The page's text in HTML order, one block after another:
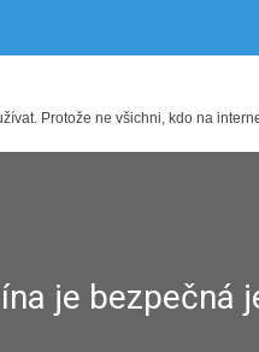
Protože ne všichni, kdo na
je bezpečná